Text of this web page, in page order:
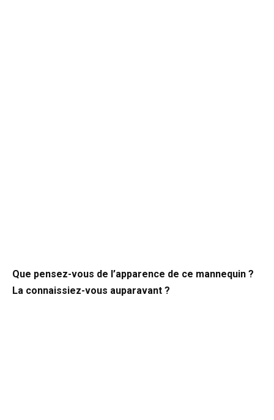
Que pensez-vous de l’apparence de ce mannequin ?
La connaissiez-vous auparavant ?